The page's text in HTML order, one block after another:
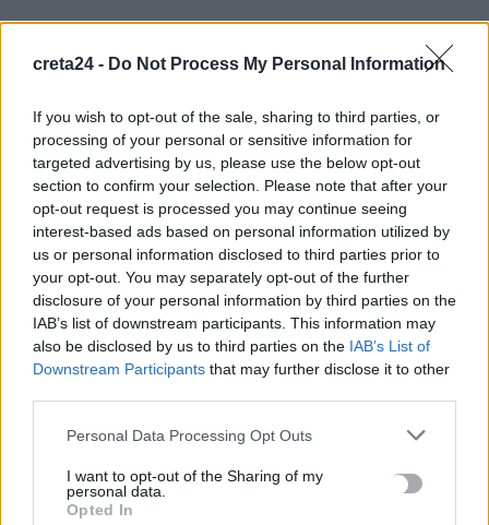
creta24 - Do Not Process My Personal Information
If you wish to opt-out of the sale, sharing to third parties, or
processing of your personal or sensitive information for
targeted advertising by us, please use the below opt-out
section to confirm your selection. Please note that after your
opt-out request is processed you may continue seeing
interest-based ads based on personal information utilized by
us or personal information disclosed to third parties prior to
your opt-out. You may separately opt-out of the further
disclosure of your personal information by third parties on the
IAB’s list of downstream participants. This information may
also be disclosed by us to third parties on the IAB’s List of
Downstream Participants that may further disclose it to other
Personal Data Processing Opt Outs
I want to opt-out of the Sharing of my
personal data.
Opted In
Παρατείνονται τα προληπτικά μέτρα στην Κρήτη για την
ευλογιά των αιγοπροβάτων
Έκτακτο επίδομα παιδιού: Ποιοι πάνε ταμείο
6 Αυγούστου, 2026
ΟΠΕΚΑ: Νέα πληρωμή στις 7 Αυγούστου για τρίτεκνες και
πολύτεκνες οικογένειες
6 Αυγούστου, 2026
TRENDING
#ΝΕΕΣ ΤΑΥΤΟΤΗΤΕΣ #ΙΔΡΩΤΑΣ #ΚΑΚΟΣΜΙΑ
ΚΑΡΤΑ ΑΓΡΟΤΗ